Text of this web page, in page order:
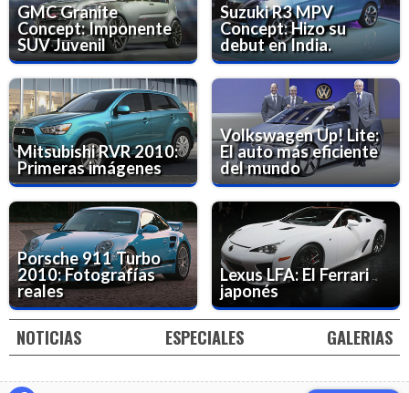
GMC Granite
Concept: Imponente
SUV Juvenil
Suzuki R3 MPV
Concept: Hizo su
debut en India.
Mitsubishi RVR 2010:
Primeras imágenes
Volkswagen Up! Lite:
El auto más eficiente
del mundo
Porsche 911 Turbo
2010: Fotografías
reales
Lexus LFA: El Ferrari
japonés
NOTICIAS ESPECIALES GALERIAS